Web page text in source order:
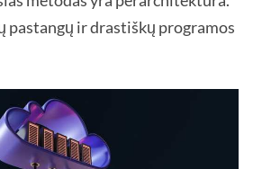
pastangų ir drastiškų programos